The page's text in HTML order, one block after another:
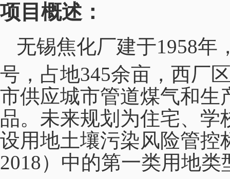
项目概述：
无锡焦化厂建于1958年
号，占地345余亩，西厂
市供应城市管道煤气和生
品。未来规划为住宅、
设用地土壤污染风险管控
2018）中的第一类用地类